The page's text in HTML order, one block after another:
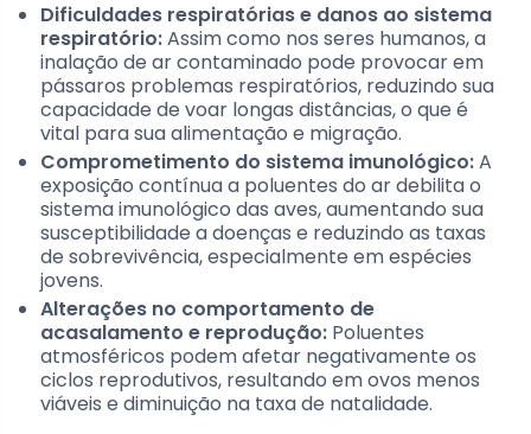
Dificuldades respiratórias e danos ao sistema
respiratório:Assim como nos seres humanos, a
inalação de ar contaminado pode provocar em
pássaros problemas respiratórios, reduzindo sua
capacidade de voar longas distâncias, o que é
vital para sua alimentação e migração.
Comprometimento do sistema imunológico:A
exposição contínua a poluentes do ar debilita o
sistema imunológico das aves, aumentando sua
susceptibilidade a doenças e reduzindo as taxas
de sobrevivência, especialmente em espécies
jovens.
Alterações no comportamento de
acasalamento e reprodução: Poluentes
atmosféricos podem afetar negativamente os
ciclos reprodutivos, resultando em ovos menos
viáveis e diminuição na taxa de natalidade.